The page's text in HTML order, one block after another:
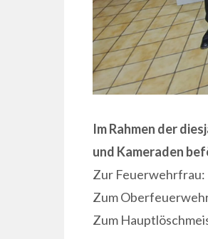
Im Rahmen der
und Kameraden
Zur
Zum
Zum